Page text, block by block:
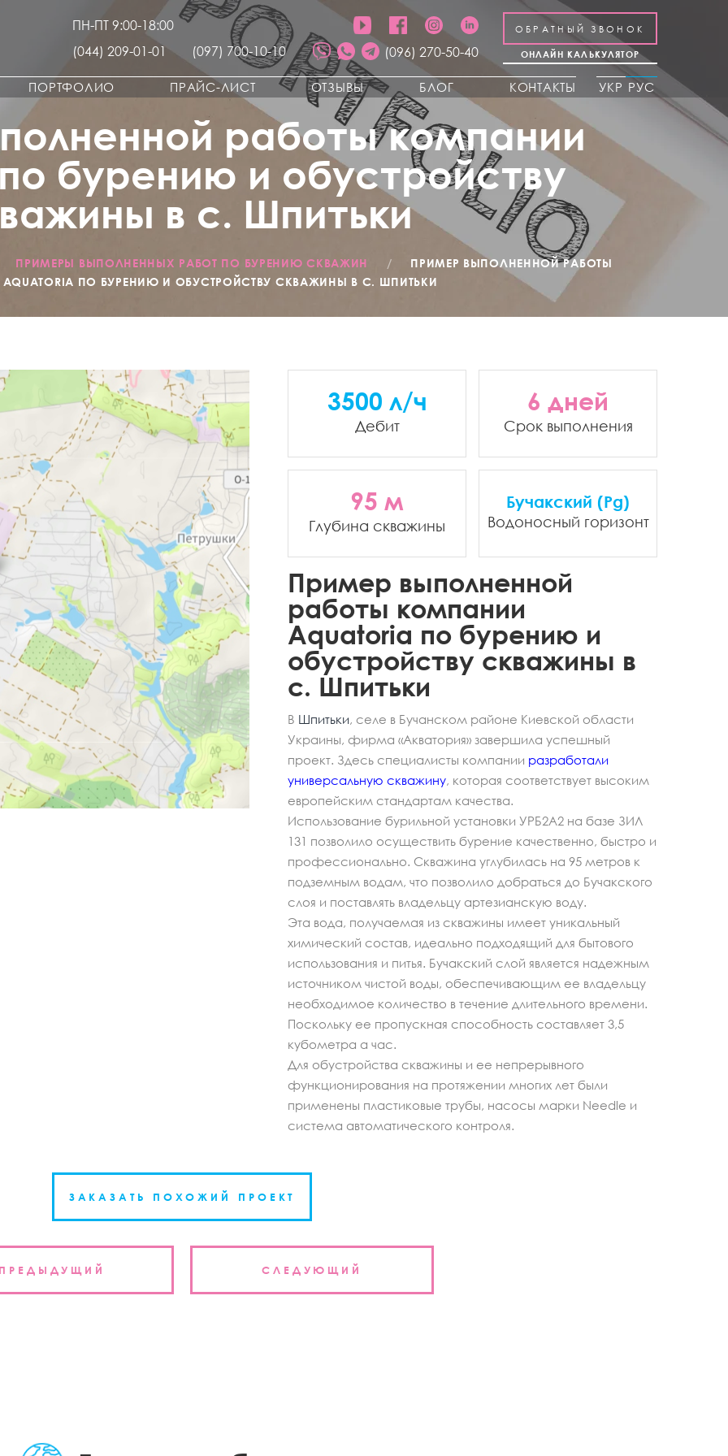
ПН-ПТ 9:00-18:00
(044) 209-01-01
(097) 700-10-10 (096) 270-50-40
ОБРАТНЫЙ ЗВОНОК
ОНЛАЙН КАЛЬКУЛЯТОР
ПОРТФОЛИО ПРАЙС-ЛИСТ ОТЗЫВЫ БЛОГ КОНТАКТЫ УКР РУС
работы компании
бурению и обустройству
в с. Шпитьки
ПРИМЕРЫ ВЫПОЛНЕННЫХ РАБОТ ПО БУРЕНИЮ СКВАЖИН /
ПРИМЕР ВЫПОЛНЕННОЙ РАБОТЫ
ПО БУРЕНИЮ И ОБУСТРОЙСТВУ СКВАЖИНЫ В С. ШПИТЬКИ
Пример выполненной
работы компании
Aquatoria по бурению и
обустройству скважины в
с. Шпитьки
В Шпитьки, селе в Бучанском районе Киевской области
Украины, фирма «Акватория» завершила успешный
проект. Здесь специалисты компании разработали
универсальную скважину, которая соответствует высоким
европейским стандартам качества.
Использование бурильной установки УРБ2А2 на базе ЗИЛ
131 позволило осуществить бурение качественно, быстро и
профессионально. Скважина углубилась на 95 метров к
подземным водам, что позволило добраться до Бучакского
слоя и поставлять владельцу артезианскую воду.
Эта вода, получаемая из скважины имеет уникальный
химический состав, идеально подходящий для бытового
использования и питья. Бучакский слой является надежным
источником чистой воды, обеспечивающим ее владельцу
необходимое количество в течение длительного времени.
Поскольку ее пропускная способность составляет 3,5
кубометра а час.
Для обустройства скважины и ее непрерывного
функционирования на протяжении многих лет были
применены пластиковые трубы, насосы марки Needle и
система автоматического контроля.
3500 л/ч
Дебит
6 дней
Срок выполнения
95 м
Глубина скважины
Бучакский (Pg)
Водоносный горизонт
ЗАКАЗАТЬ ПОХОЖИЙ ПРОЕКТ
СЛЕДУЮЩИЙ